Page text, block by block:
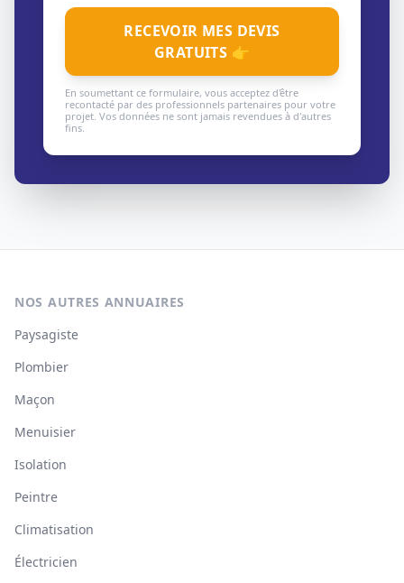
RECEVOIR MES DEVIS
GRATUITS 👉
En soumettant ce formulaire, vous acceptez d'être
recontacté par des professionnels partenaires pour votre
projet. Vos données ne sont jamais revendues à d'autres
fins.
NOS AUTRES ANNUAIRES
Paysagiste
Plombier
Maçon
Menuisier
Isolation
Peintre
Climatisation
Électricien